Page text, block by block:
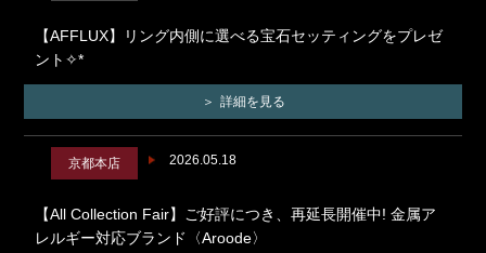
【AFFLUX】リング内側に選べる宝石セッティングをプレゼ
ント✧*
詳細を見る
2026.05.18
京都本店
【All Collection Fair】ご好評につき、再延長開催中! 金属ア
レルギー対応ブランド〈Aroode〉